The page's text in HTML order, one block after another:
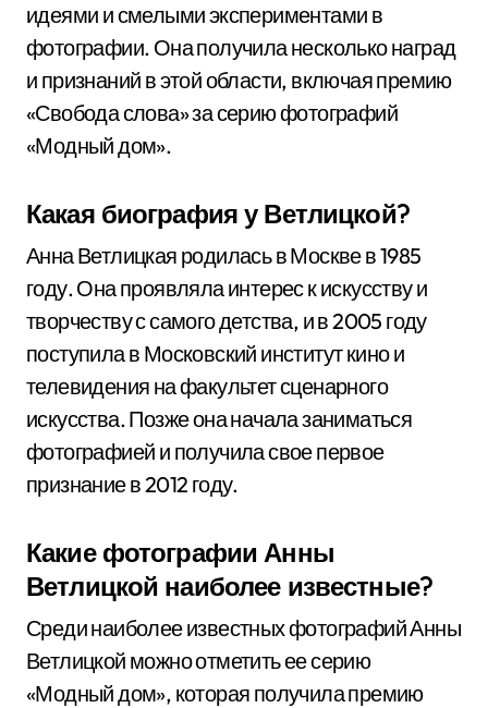
идеями и смелыми экспериментами в
фотографии. Она получила несколько наград
и признаний в этой области, включая премию
«Свобода слова» за серию фотографий
«Модный дом».
Какая биография у Ветлицкой?
Анна Ветлицкая родилась в Москве в 1985
году. Она проявляла интерес к искусству и
творчеству с самого детства, и в 2005 году
поступила в Московский институт кино и
телевидения на факультет сценарного
искусства. Позже она начала заниматься
фотографией и получила свое первое
признание в 2012 году.
Какие фотографии Анны
Ветлицкой наиболее известные?
Среди наиболее известных фотографий Анны
Ветлицкой можно отметить ее серию
«Модный дом», которая получила премию